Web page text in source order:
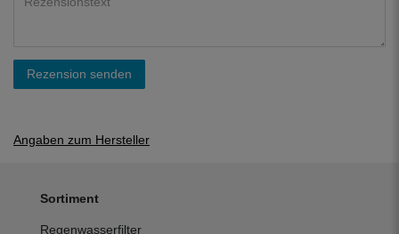
Rezension senden
Angaben zum Hersteller
Sortiment
Regenwasserfilter